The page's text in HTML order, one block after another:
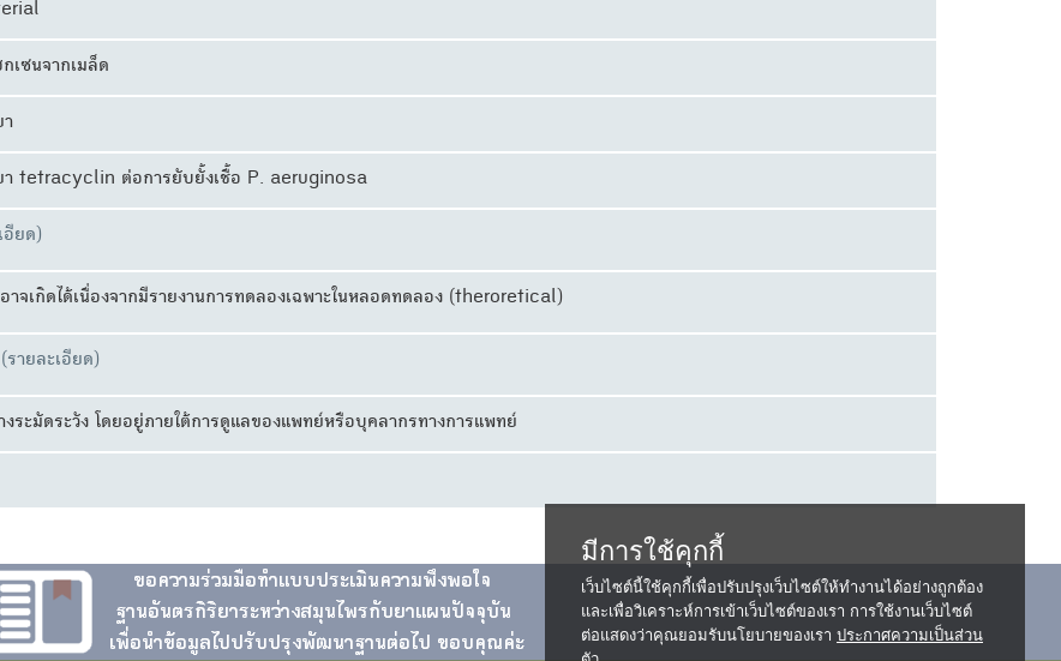
เซนจากเมล็ด
า
า tetracyclin ต่อการยับยั้งเชื้อ P. aeruginosa
อียด)
าจเกิดได้เนื่องจากมีรายงานการทดลองเฉพาะในหลอดทดลอง (theroretical)
รายละเอียด)
างระมัดระวัง โดยอยู่ภายใต้การดูแลของแพทย์หรือบุคลากรทางการแพทย์
มีการใช้คุกกี้
เว็บไซต์นี้ใช้คุกกี้เพื่อปรับปรุงเว็บไซต์ให้ทำงานได้อย่างถูกต้อง
และเพื่อวิเคราะห์การเข้าเว็บไซต์ของเรา การใช้งานเว็บไซต์
ต่อแสดงว่าคุณยอมรับนโยบายของเรา ประกาศความเป็นส่วน